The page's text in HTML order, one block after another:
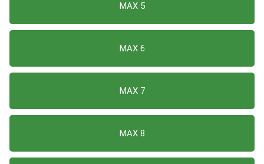
MAX 5
MAX 6
MAX 7
MAX 8